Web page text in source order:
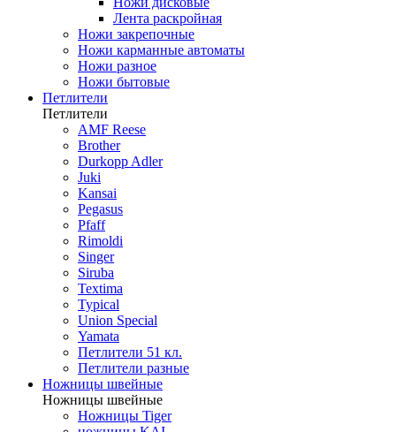
Лента раскройная
Ножи закрепочные
Ножи карманные автоматы
Ножи разное
Ножи бытовые
Петлители
Петлители
AMF Reese
Brother
Durkopp Adler
Juki
Kansai
Pegasus
Pfaff
Rimoldi
Singer
Siruba
Textima
Typical
Union Special
Yamata
Петлители 51 кл.
Петлители разные
Ножницы швейные
Ножницы швейные
Ножницы Tiger